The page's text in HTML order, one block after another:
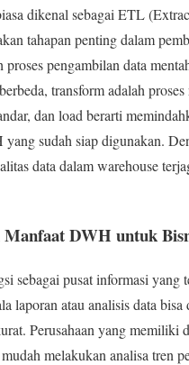
dikenal sebagai ETL
tahapan penting dalam
proses pengambilan data
transform adalah
dan load berarti
sudah siap digunakan.
data dalam warehouse
Manfaat DWH untuk
sebagai pusat informasi yang
laporan atau analisis data
Perusahaan yang memiliki
melakukan analisa tren